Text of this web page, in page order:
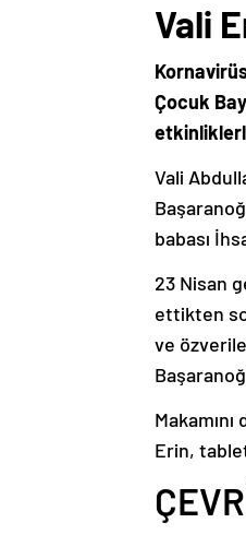
Vali
Çocuk
Vali
babası
23 Nisan
ettikten
ve
Erin,